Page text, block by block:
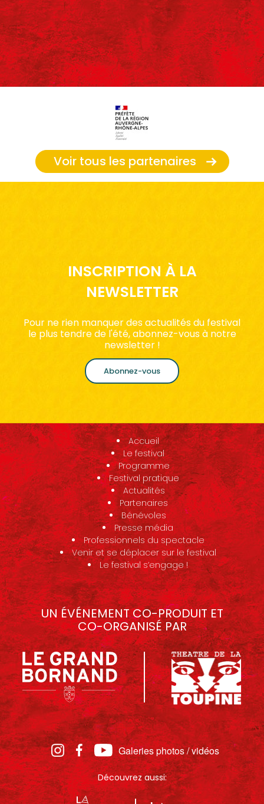
Voir tous les partenaires
INSCRIPTION À LA
NEWSLETTER
Pour ne rien manquer des actualités du festival
le plus tendre de l'été, abonnez-vous à notre
newsletter !
Abonnez-vous
Accueil
Le festival
Programme
Festival pratique
Actualités
Partenaires
Bénévoles
Presse média
Professionnels du spectacle
Venir et se déplacer sur le festival
Le festival s’engage !
UN ÉVÉNEMENT CO-PRODUIT ET
CO-ORGANISÉ PAR
Galeries photos / vidéos
Découvrez aussi: